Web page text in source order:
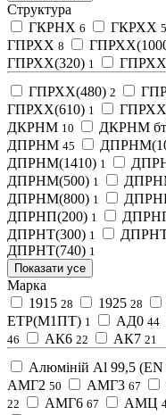
Структура
ГКРНХ 6 ГКРХХ 5
ГПРХХ 8
ГПРХХ(320) 1
ГПРХХ(480) 2
ГПРХХ(610) 1
ДКРНМ 10 ДКРНМ бт
ДПРНМ 45
ДПРНМ(1410) 1
ДПРНМ(500) 1
ДПРНМ(800) 1
ДПРНП(200) 1
ДПРНТ(300) 1
ДПРНТ(740) 1
Показати усе
Марка
1915 28 1925 28
ETP(M1ПТ) 1 АД0 44
46 АК6 22 АК7 21
Алюміній Al 99,5
АМГ2 50 АМГ3 67
22 АМГ6 67 АМЦ